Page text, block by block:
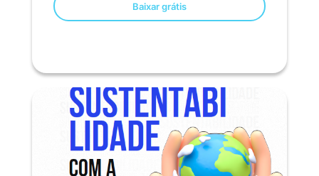
Baixar grátis